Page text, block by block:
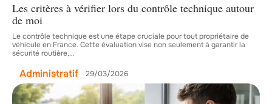
Les critères à vérifier lors du contrôle technique autour
de moi
Le contrôle technique est une étape cruciale pour tout propriétaire de
véhicule en France. Cette évaluation vise non seulement à garantir la
sécurité routière,…
Administratif 29/03/2026